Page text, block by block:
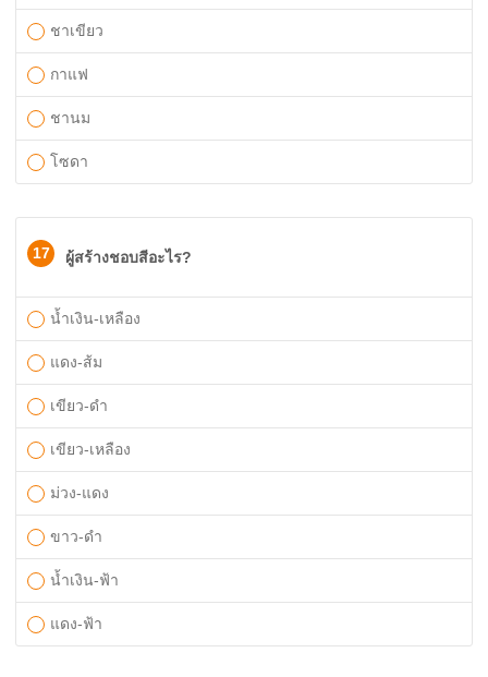
ชาเขียว
กาแฟ
ชานม
โซดา
17 ผู้สร้างชอบสีอะไร?
น้ำเงิน-เหลือง
แดง-ส้ม
เขียว-ดำ
เขียว-เหลือง
ม่วง-แดง
ขาว-ดำ
น้ำเงิน-ฟ้า
แดง-ฟ้า